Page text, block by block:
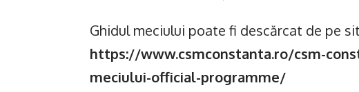
Ghidul meciului poate fi descărcat de pe
https://www.csmconstanta.ro/csm-
meciului-official-programme/